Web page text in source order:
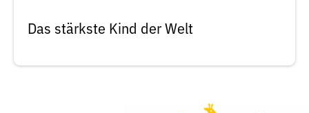
Das stärkste Kind der Welt